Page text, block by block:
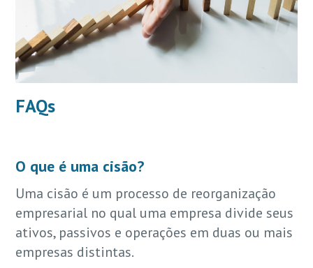
FAQs
O que é uma cisão?
Uma cisão é um processo de reorganização
empresarial no qual uma empresa divide seus
ativos, passivos e operações em duas ou mais
empresas distintas.